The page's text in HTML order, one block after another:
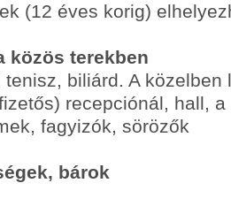
(12 éves korig)
közös terekben
biliárd. A közelben
recepciónál, hall,
fagyizók, sörözők
bárok